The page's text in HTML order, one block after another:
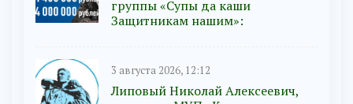
группы «Супы да каши
Защитникам нашим»:
3 августа 2026, 12:12
Липовый Николай Алексеевич,